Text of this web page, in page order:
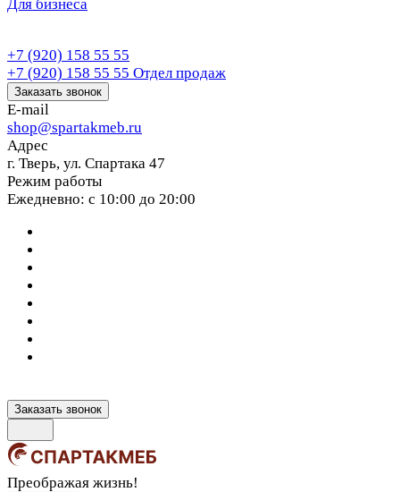
Для бизнеса
+7 (920) 158 55 55
+7 (920) 158 55 55 Отдел продаж
Заказать звонок
E-mail
shop@spartakmeb.ru
Адрес
г. Тверь, ул. Спартака 47
Режим работы
Ежедневно: с 10:00 до 20:00
Заказать звонок
Преображая жизнь!